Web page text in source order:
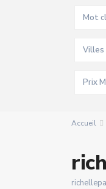
Villes
Accueil